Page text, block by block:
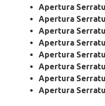
Apertura
Apertura
Apertura
Apertura
Apertura
Apertura
Apertura
Apertura